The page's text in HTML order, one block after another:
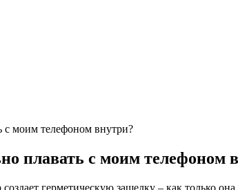
с моим телефоном внутри?
плавать с моим телефоном
герметическую защелку – как только